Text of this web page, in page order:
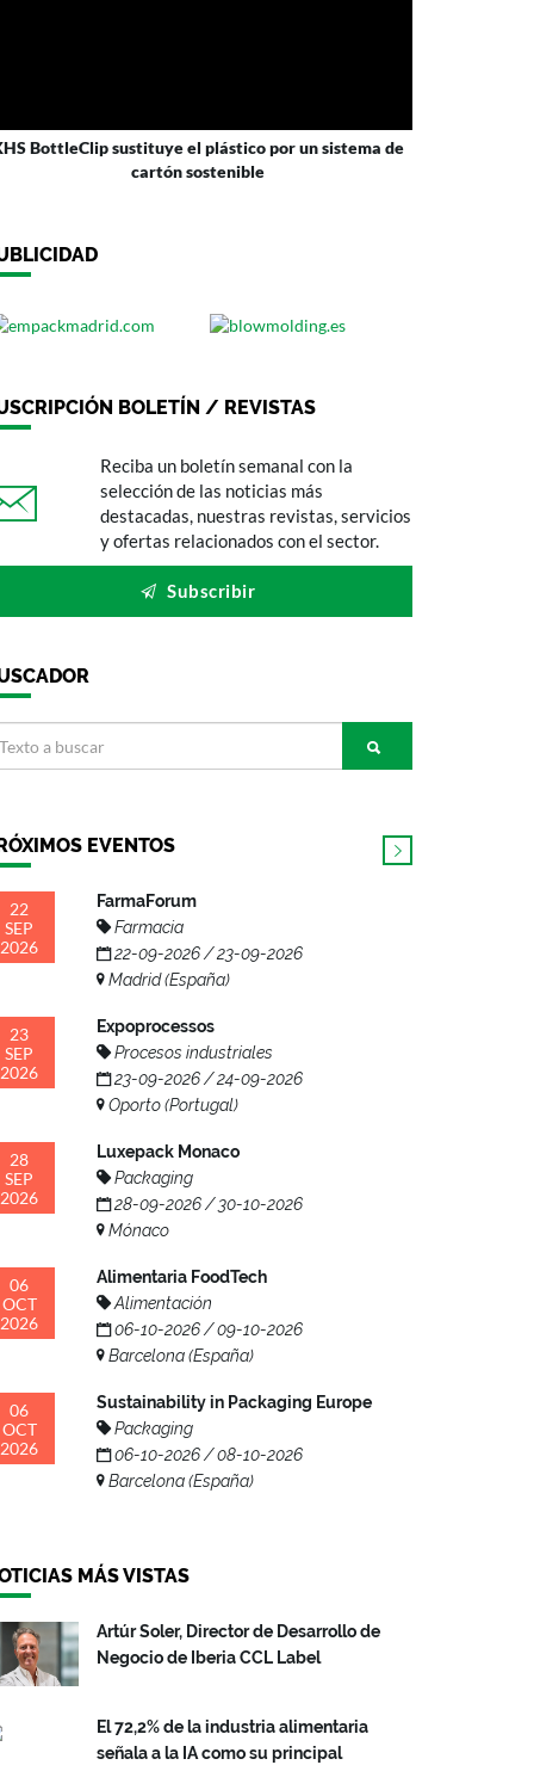
BottleClip sustituye el plástico por un sistema de
cartón sostenible
BOLETÍN / REVISTAS
Reciba un boletín semanal con la
selección de las noticias más
destacadas, nuestras revistas, servicios
y ofertas relacionados con el sector.
Subscribir
EVENTOS
22
SEP
2026
FarmaForum
Farmacia
22-09-2026 / 23-09-2026
Madrid (España)
23
SEP
2026
Expoprocessos
Procesos industriales
23-09-2026 / 24-09-2026
Oporto (Portugal)
28
SEP
2026
Luxepack Monaco
Packaging
28-09-2026 / 30-10-2026
Mónaco
06
OCT
2026
Alimentaria FoodTech
Alimentación
06-10-2026 / 09-10-2026
Barcelona (España)
06
OCT
2026
Sustainability in Packaging Europe
Packaging
06-10-2026 / 08-10-2026
Barcelona (España)
MÁS VISTAS
Artúr Soler, Director de Desarrollo de
Negocio de Iberia CCL Label
El 72,2% de la industria alimentaria
señala a la IA como su principal